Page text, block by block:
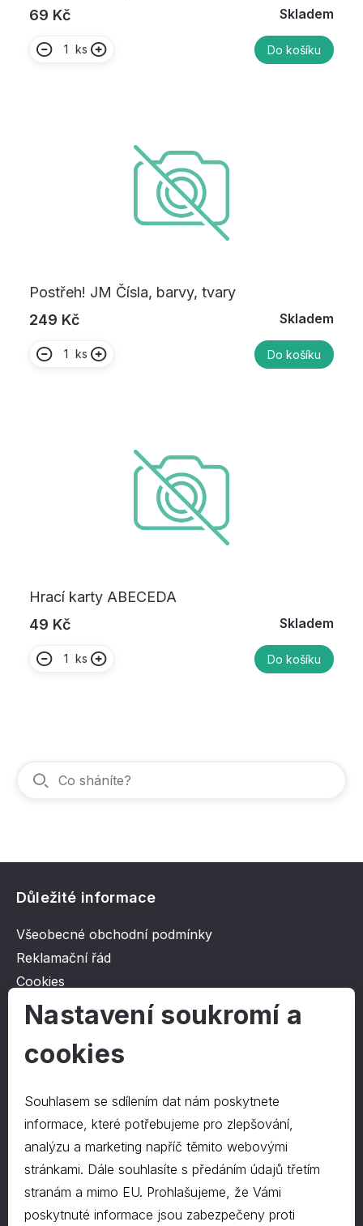
69 Kč
Skladem
ks Do košíku
Postřeh! JM Čísla, barvy, tvary
249 Kč
Skladem
ks Do košíku
Hrací karty ABECEDA
49 Kč
Skladem
ks Do košíku
Důležité informace
Všeobecné obchodní podmínky
Reklamační řád
Cookies
Ochrana osobních údajů
O společnosti
Kontakt
O nás
Kontakty
577 222 666
Nastavení soukromí a
cookies
Souhlasem se sdílením dat nám poskytnete
informace, které potřebujeme pro zlepšování,
analýzu a marketing napříč těmito webovými
stránkami. Dále souhlasíte s předáním údajů třetím
stranám a mimo EU. Prohlašujeme, že Vámi
poskytnuté informace jsou zabezpečeny proti